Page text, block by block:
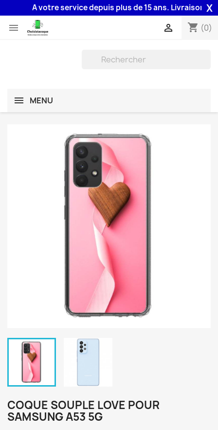
A votre service depuis plus de 15 ans. Livraison 48H
X
 shopping_cart (0)

MENU
COQUE SOUPLE LOVE POUR
SAMSUNG A53 5G